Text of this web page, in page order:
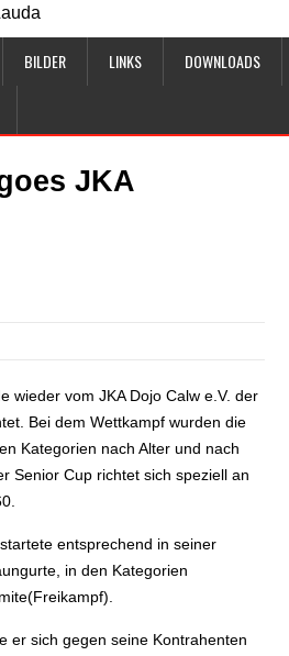
BILDER LINKS DOWNLOADS
JKA
wieder vom JKA Dojo Calw e.V. der
Bei dem Wettkampf wurden die
Kategorien nach Alter und nach
Senior Cup richtet sich speziell an
entsprechend in seiner
in den Kategorien
er sich gegen seine Kontrahenten